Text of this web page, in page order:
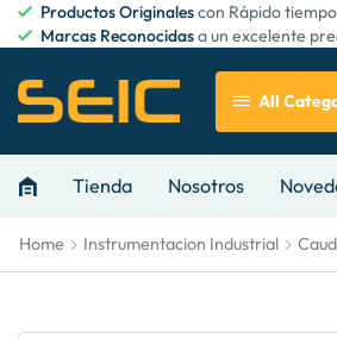
Productos Originalescon Rápido
Marcas Reconocidasa un excelente
All
Tienda Nosotros
Home Instrumentacion Industrial